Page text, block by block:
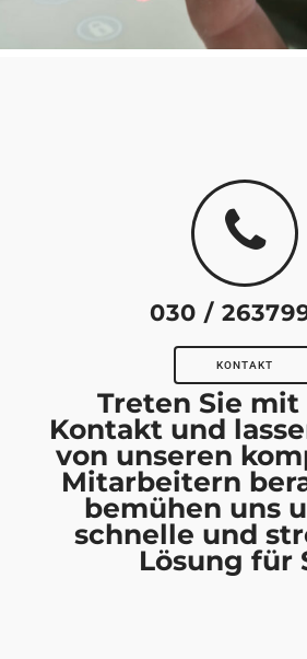
030 /
KONTAKT
Treten Sie mit
Kontakt und
von unseren
Mitarbeitern
bemühen uns
schnelle und
Lösung für